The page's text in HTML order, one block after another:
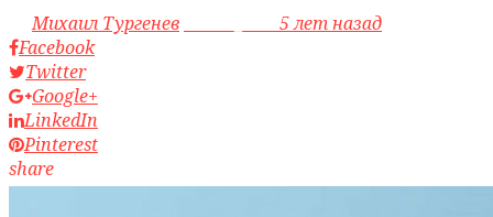
byМихаил Тургенев
5 лет назад
Facebook
Twitter
Google+
LinkedIn
Pinterest
share